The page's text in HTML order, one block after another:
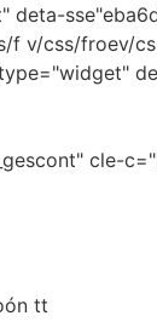
f v/css/froev/
tt